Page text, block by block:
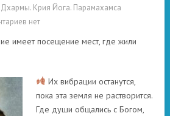
Крия Йога. Парамахамса
нет
имеет посещение мест, где жили
Их вибрации останутся,
пока эта земля не растворится.
Где души общались с Богом,